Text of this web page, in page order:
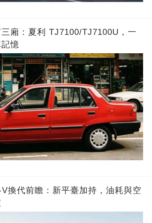
廂：夏利 TJ7100/TJ7100U，一
憶
換代前瞻：新平臺加持，油耗與空